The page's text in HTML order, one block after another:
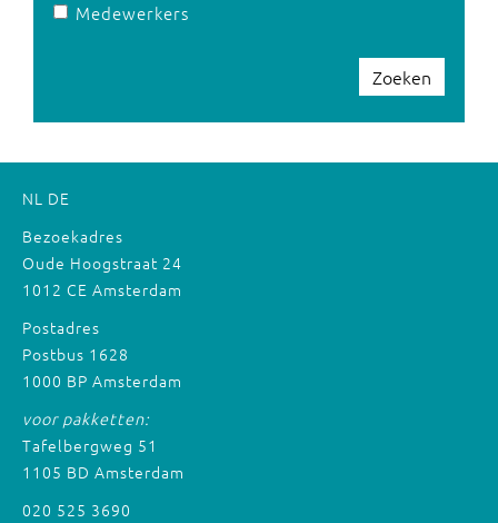
Medewerkers
Zoeken
NL DE
Bezoekadres
Oude Hoogstraat 24
1012 CE Amsterdam
Postadres
Postbus 1628
1000 BP Amsterdam
voor pakketten:
Tafelbergweg 51
1105 BD Amsterdam
020 525 3690